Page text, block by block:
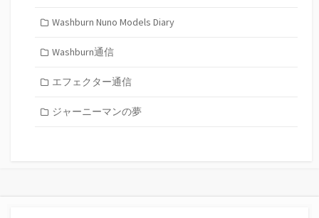
Washburn Nuno Models Diary
Washburn通信
エフェクター通信
ジャーニーマンの夢